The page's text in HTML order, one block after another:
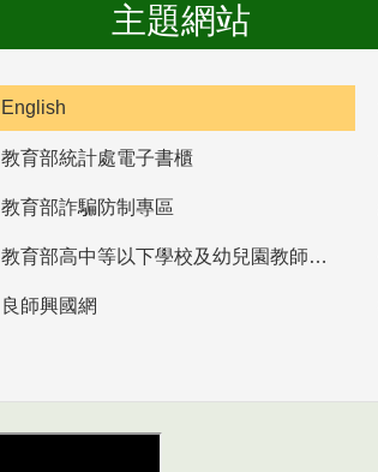
主題網站
English
教育部統計處電子書櫃
教育部詐騙防制專區
教育部高中等以下學校及幼兒園教師資格檢定考試
良師興國網